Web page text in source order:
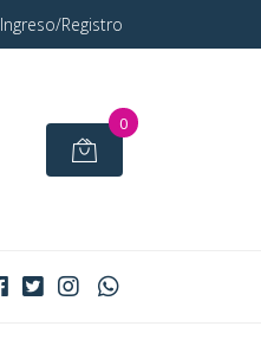
Ingreso/Registro
0